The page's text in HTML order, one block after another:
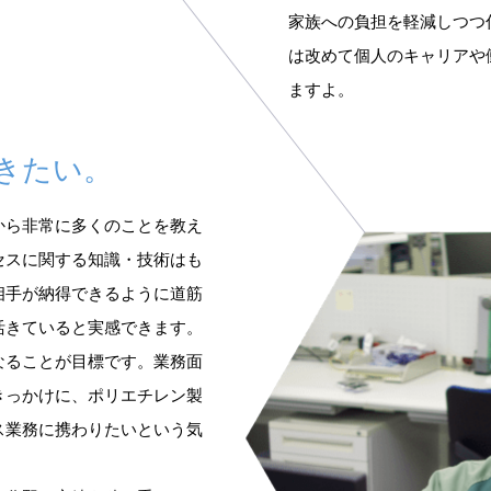
家族への負担を軽減しつ
は改めて個人のキャリア
ますよ。
たい。
非常に多くのことを教え
に関する知識・技術はも
が納得できるように道筋
ていると実感できます。
ことが目標です。業務面
かけに、ポリエチレン製
務に携わりたいという気